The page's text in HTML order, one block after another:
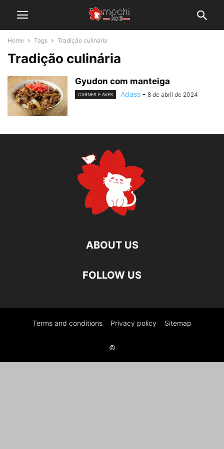
Home Tags Tradição culinária
Tradição culinária
Gyudon com manteiga
CARNES E AVES Adass - 8 de abril de 2024
ABOUT US
FOLLOW US
Terms and conditions Privacy policy Sitemap
©